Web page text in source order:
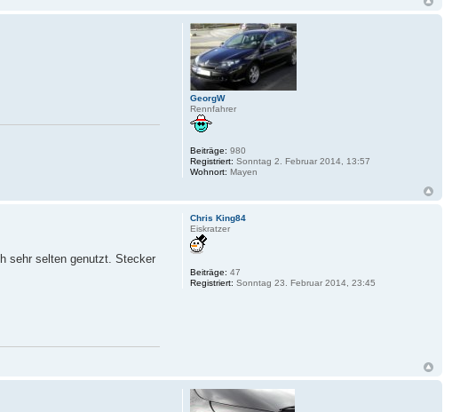
GeorgW
Rennfahrer
Beiträge: 980
Registriert: Sonntag 2. Februar 2014, 13:57
Wohnort: Mayen
sehr selten genutzt. Stecker
Chris King84
Eiskratzer
Beiträge: 47
Registriert: Sonntag 23. Februar 2014, 23:45